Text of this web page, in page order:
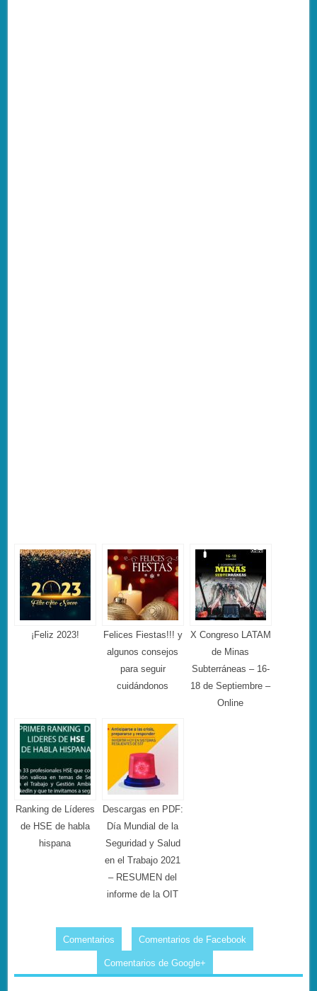
¡Feliz 2023!
Felices Fiestas!!! y
algunos consejos
para seguir
cuidándonos
X Congreso LATAM
de Minas
Subterráneas – 16-
18 de Septiembre –
Online
Ranking de Líderes
de HSE de habla
hispana
Descargas en PDF:
Día Mundial de la
Seguridad y Salud
en el Trabajo 2021
– RESUMEN del
informe de la OIT
Comentarios Comentarios de Facebook
Comentarios de Google+